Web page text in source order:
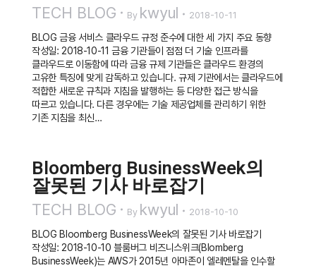
TECH BLOG By kwyul 2018-10-11
BLOG 금융 서비스 클라우드 규정 준수에 대한 세 가지 주요 동향
작성일: 2018-10-11 금융 기관들이 점점 더 기술 인프라를
클라우드로 이동함에 따라 금융 규제 기관들은 클라우드 환경의
고유한 특징에 맞게 감독하고 있습니다. 규제 기관에서는 클라우드에
적합한 새로운 규칙과 지침을 발행하는 등 다양한 접근 방식을
따르고 있습니다. 다른 경우에는 기술 제공업체를 관리하기 위한
기존 지침을 최신…
Bloomberg BusinessWeek의
잘못된 기사 바로잡기
TECH BLOG By kwyul 2018-10-10
BLOG Bloomberg BusinessWeek의 잘못된 기사 바로잡기
작성일: 2018-10-10 블룸버그 비즈니스위크(Blomberg
BusinessWeek)는 AWS가 2015년 아마존이 엘레멘탈을 인수할